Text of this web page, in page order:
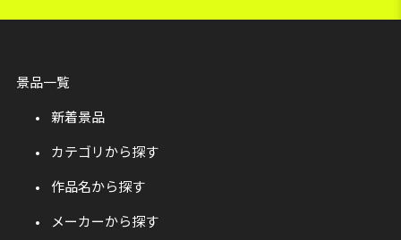
景品一覧
新着景品
カテゴリから探す
作品名から探す
メーカーから探す